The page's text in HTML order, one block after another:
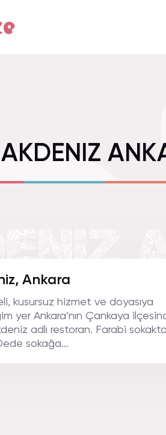
Ankara
kusursuz hizmet ve doyasıya
yer Ankara’nın Çankaya
adlı restoran. Farabi
sokağa...